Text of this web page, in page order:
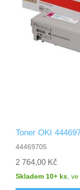
Toner OKI
44469705
2 764,00 Kč
Skladem 10+ ks ,ve